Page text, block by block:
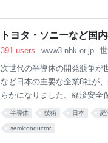
トヨタ・ソニーなど国
391 users www3.nhk.or.jp
次世代の半導体の開発競争が
など日本の主要な企業8社が
らかになりました。経済安全
にしています。 関係者によ
半導体 技術 日本 経
semiconductor